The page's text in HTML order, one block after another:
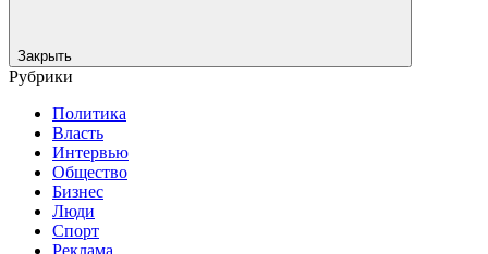
Закрыть
Рубрики
Политика
Власть
Интервью
Общество
Бизнес
Люди
Спорт